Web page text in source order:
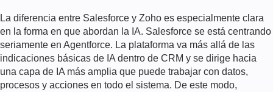
La diferencia entre Salesforce y Zoho es especialmente clara
en la forma en que abordan la IA. Salesforce se está centrando
seriamente en Agentforce. La plataforma va más allá de las
indicaciones básicas de IA dentro de CRM y se dirige hacia
una capa de IA más amplia que puede trabajar con datos,
procesos y acciones en todo el sistema. De este modo,